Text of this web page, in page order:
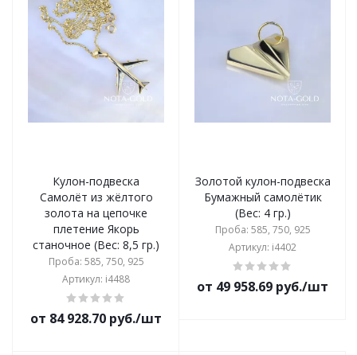
Кулон-подвеска
Самолёт из жёлтого
золота на цепочке
плетение Якорь
станочное (Вес: 8,5 гр.)
Проба: 585, 750, 925
Артикул: i4488
от 84 928.70 руб./шт
Золотой кулон-подвеска
Бумажный самолётик
(Вес: 4 гр.)
Проба: 585, 750, 925
Артикул: i4402
от 49 958.69 руб./шт